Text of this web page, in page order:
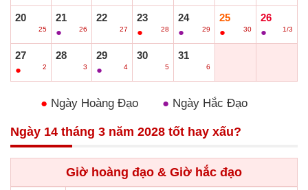
20
25
21
●
26
22
27
23
●
28
24
●
29
25
●
30
26
●
1/3
27
●
2
28
3
29
●
4
30
5
31
6
● Ngày Hoàng Đạo ● Ngày Hắc Đạo
Ngày 14 tháng 3 năm 2028 tốt hay xấu?
Giờ hoàng đạo & Giờ hắc đạo